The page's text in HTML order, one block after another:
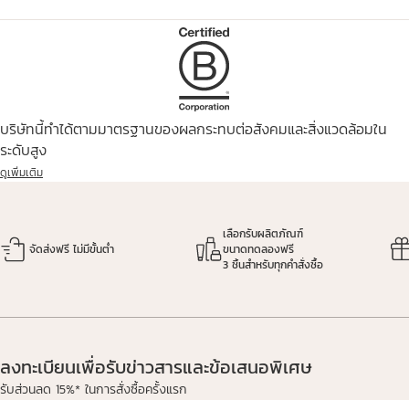
บริษัทนี้ทำได้ตามมาตรฐานของผลกระทบต่อสังคมและสิ่งแวดล้อมใน
ระดับสูง
ดูเพิ่มเติม
จัดส่งฟรี ไม่มีขั้นต่ำ
เลือกรับผลิตภัณฑ์
ขนาดทดลองฟรี
3 ชิ้นสำหรับทุกคำสั่งซื้อ
ลงทะเบียนเพื่อรับข่าวสารและข้อเสนอพิเศษ
รับส่วนลด 15%* ในการสั่งซื้อครั้งแรก